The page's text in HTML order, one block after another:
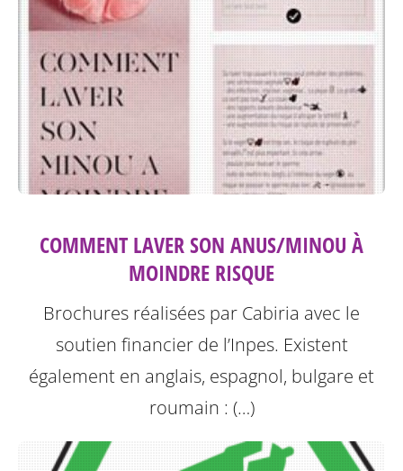
COMMENT LAVER SON ANUS/MINOU À
MOINDRE RISQUE
Brochures réalisées par Cabiria avec le
soutien financier de l’Inpes. Existent
également en anglais, espagnol, bulgare et
roumain : (…)